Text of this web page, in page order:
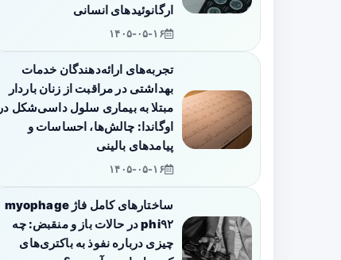
ارگانوئیدهای انسانی
۱۴۰۵-۰۵-۱۶
تجربه‌های ارائه‌دهندگان خدمات
بهداشتی در مراقبت از زنان باردار
مبتلا به بیماری سلول داسی‌شکل در
اوگاندا: چالش‌ها، احساسات و
پیامدهای بالینی
۱۴۰۵-۰۵-۱۶
ساختارهای کامل فاژ myophage
phi۹۲ در حالات باز و منقبض: چه
چیزی درباره نفوذ به باکتری‌های